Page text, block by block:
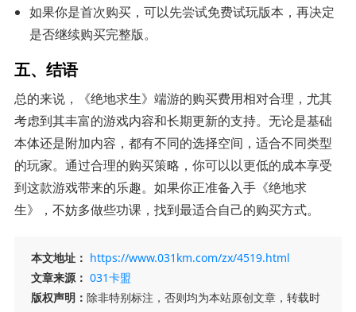
如果你是首次购买，可以先尝试免费试玩版本，再决定
是否继续购买完整版。
五、结语
总的来说，《绝地求生》端游的购买费用相对合理，尤其
考虑到其丰富的游戏内容和长期更新的支持。无论是基础
本体还是附加内容，都有不同的选择空间，适合不同类型
的玩家。通过合理的购买策略，你可以以更低的成本享受
到这款游戏带来的乐趣。如果你正准备入手《绝地求
生》，不妨多做些功课，找到最适合自己的购买方式。
本文地址： https://www.031km.com/zx/4519.html
文章来源： 031卡盟
版权声明： 除非特别标注，否则均为本站原创文章，转载时